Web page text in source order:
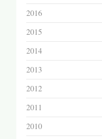
2016
2015
2014
2013
2012
2011
2010